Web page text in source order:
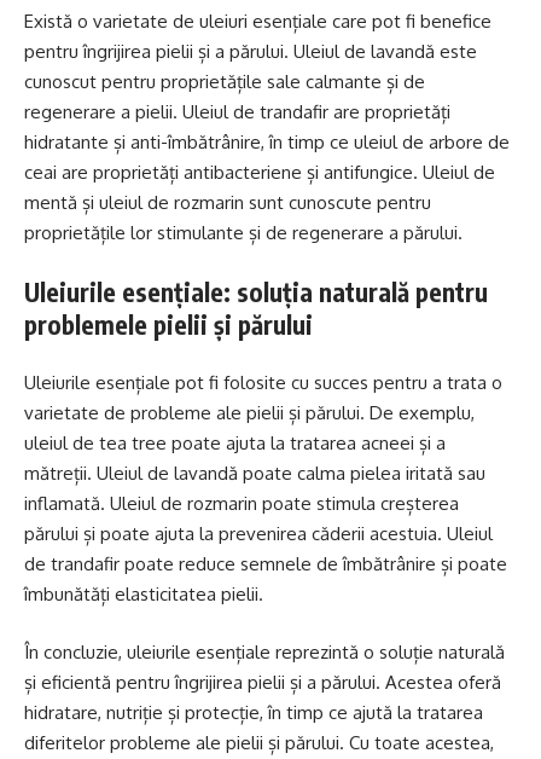
Există o varietate de uleiuri esențiale care pot fi benefice
pentru îngrijirea pielii și a părului. Uleiul de lavandă este
cunoscut pentru proprietățile sale calmante și de
regenerare a pielii. Uleiul de trandafir are proprietăți
hidratante și anti-îmbătrânire, în timp ce uleiul de arbore de
ceai are proprietăți antibacteriene și antifungice. Uleiul de
mentă și uleiul de rozmarin sunt cunoscute pentru
proprietățile lor stimulante și de regenerare a părului.
Uleiurile esențiale: soluția naturală pentru
problemele pielii și părului
Uleiurile esențiale pot fi folosite cu succes pentru a trata o
varietate de probleme ale pielii și părului. De exemplu,
uleiul de tea tree poate ajuta la tratarea acneei și a
mătreții. Uleiul de lavandă poate calma pielea iritată sau
inflamată. Uleiul de rozmarin poate stimula creșterea
părului și poate ajuta la prevenirea căderii acestuia. Uleiul
de trandafir poate reduce semnele de îmbătrânire și poate
îmbunătăți elasticitatea pielii.
În concluzie, uleiurile esențiale reprezintă o soluție naturală
și eficientă pentru îngrijirea pielii și a părului. Acestea oferă
hidratare, nutriție și protecție, în timp ce ajută la tratarea
diferitelor probleme ale pielii și părului. Cu toate acestea,